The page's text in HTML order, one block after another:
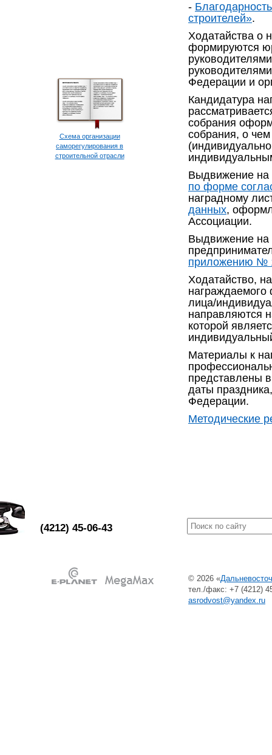
Схема организации
саморегулирования в
строительной отрасли
-
строителей».
Ходатайства о
формируются
Федерации и
Кандидатура
собрания
собрания, о
Выдвижение на
по форме
наградному
данных,
Ассоциации.
Выдвижение на
приложению №
Ходатайство,
награждаемого
лица/
направляются
которой
Материалы к
представлены
даты
Федерации.
Методические
(4212) 45-06-43
© 2026 «
тел./факс: +7 (4212)
asrodvost@yandex.ru